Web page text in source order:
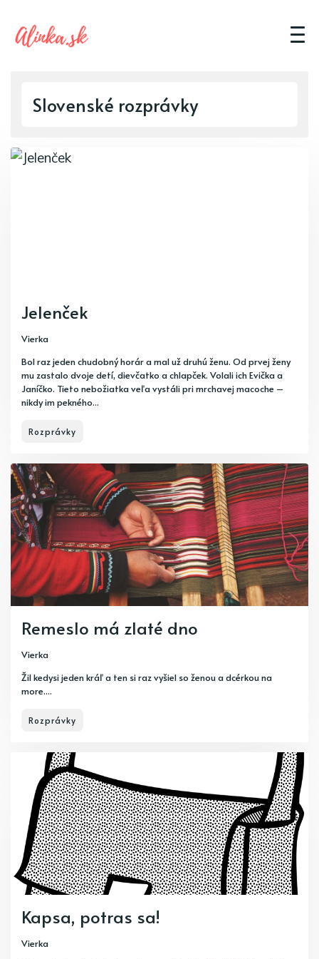
Slovenské rozprávky
Jelenček
Vierka
Bol raz jeden chudobný horár a mal už druhú ženu. Od prvej ženy
mu zastalo dvoje detí, dievčatko a chlapček. Volali ich Evička a
Janíčko. Tieto nebožiatka veľa vystáli pri mrchavej macoche –
nikdy im pekného...
Rozprávky
Remeslo má zlaté dno
Vierka
Žil kedysi jeden kráľ a ten si raz vyšiel so ženou a dcérkou na
more....
Rozprávky
Kapsa, potras sa!
Vierka